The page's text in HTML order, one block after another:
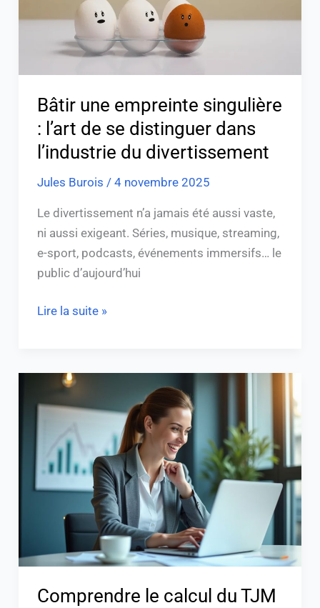
Bâtir une empreinte singulière
: l’art de se distinguer dans
l’industrie du divertissement
Jules Burois / 4 novembre 2025
Le divertissement n’a jamais été aussi vaste,
ni aussi exigeant. Séries, musique, streaming,
e-sport, podcasts, événements immersifs… le
public d’aujourd’hui
de
distinguer
dans
l’industrie
du
divertissement
Lire la suite »
Comprendre le calcul du TJM
Comprendre
le
TJM
salarial